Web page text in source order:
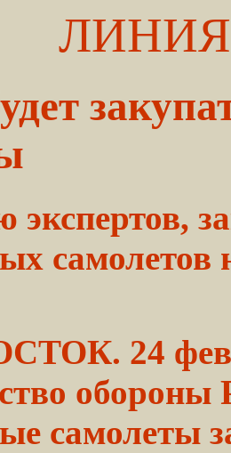
экспертов,
самолетов
24
обороны
самолеты